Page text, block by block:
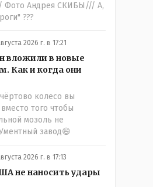
/ Фото Андрея СКИБЫ/// А,
???
2026 г. в 17:21
вложили в новые
Как и когда они
колесо вы
того чтобы
мозоль не
завод😄
2026 г. в 17:13
не наносить удары